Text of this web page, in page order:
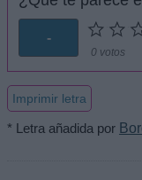
-
0 votos
Imprimir letra
* Letra añadida por